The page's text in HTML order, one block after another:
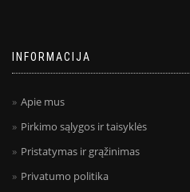
INFORMACIJA
Apie mus
Pirkimo sąlygos ir taisyklės
Pristatymas ir grąžinimas
Privatumo politika